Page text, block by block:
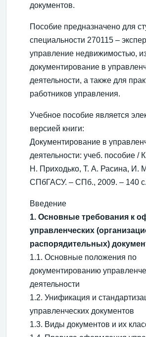
документов.
Пособие предназначено для
специальности 270115 –
управление недвижимостью,
документирование в
деятельности, а также для
работников управления.
Учебное пособие является
версией книги:
Документирование в
деятельности: учеб. пособие /
Н. Приходько, Т. А. Расина, И.
СПбГАСУ. – СПб., 2009. – 140 с.
Введение
1. Основные требования к
управленческих
распорядительных)
1.1. Основные положения по
документированию
деятельности
1.2. Унификация и
управленческих документов
1.3. Виды документов и их